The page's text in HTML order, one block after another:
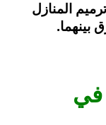
المنازل
بينهما.
في